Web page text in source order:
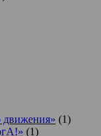
движения» (1)
(1)